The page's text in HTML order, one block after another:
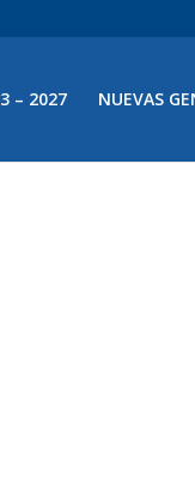
– 2027 NUEVAS